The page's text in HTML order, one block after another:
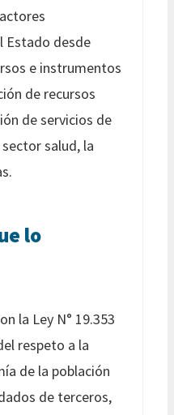
Estado desde
e instrumentos
de recursos
de servicios de
salud, la
lo
la Ley N° 19.353
respeto a la
de la población
de terceros,